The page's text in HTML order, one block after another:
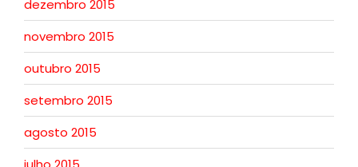
dezembro 2015
novembro 2015
outubro 2015
setembro 2015
agosto 2015